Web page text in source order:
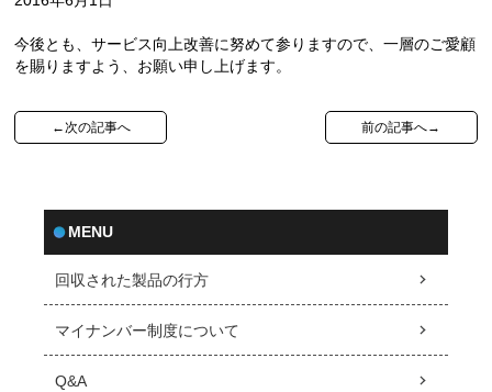
今後とも、サービス向上改善に努めて参りますので、一層のご愛顧
を賜りますよう、お願い申し上げます。
前の記事へ→
←次の記事へ
MENU
回収された製品の行方
マイナンバー制度について
Q&A